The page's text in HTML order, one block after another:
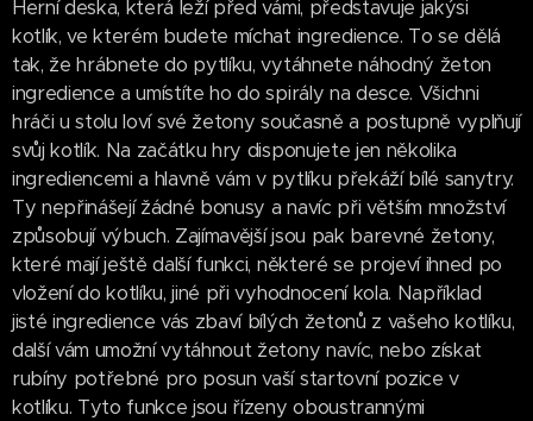
Herní deska, která leží před vámi, představuje jakýsi
kotlík, ve kterém budete míchat ingredience. To se dělá
tak, že hrábnete do pytlíku, vytáhnete náhodný žeton
ingredience a umístíte ho do spirály na desce. Všichni
hráči u stolu loví své žetony současně a postupně vyplňují
svůj kotlík. Na začátku hry disponujete jen několika
ingrediencemi a hlavně vám v pytlíku překáží bílé sanytry.
Ty nepřinášejí žádné bonusy a navíc při větším množství
způsobují výbuch. Zajímavější jsou pak barevné žetony,
které mají ještě další funkci, některé se projeví ihned po
vložení do kotlíku, jiné při vyhodnocení kola. Například
jisté ingredience vás zbaví bílých žetonů z vašeho kotlíku,
další vám umožní vytáhnout žetony navíc, nebo získat
rubíny potřebné pro posun vaší startovní pozice v
kotlíku. Tyto funkce jsou řízeny oboustrannými